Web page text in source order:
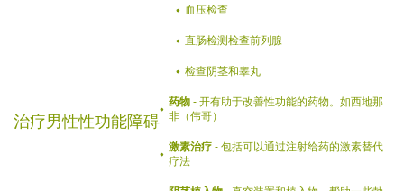
血压检查
直肠检测检查前列腺
检查阴茎和睾丸
治疗男性性功能障碍
药物 - 开有助于改善性功能的药物。如西地那
非（伟哥）
激素治疗 - 包括可以通过注射给药的激素替代
疗法